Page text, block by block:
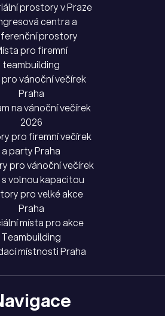
prostory v Praze
centra a
prostory
pro firemní
teambuilding
vánoční večírek
Praha
na vánoční večírek
2026
pro firemní večírek
a party Praha
pro vánoční večírek
volnou kapacitou
pro velké akce
Praha
místa pro akce
Teambuilding
místnosti Praha